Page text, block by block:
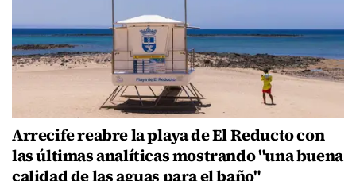
Arrecife reabre la playa de El Reducto con
las últimas analíticas mostrando "una buena
calidad de las aguas para el baño"